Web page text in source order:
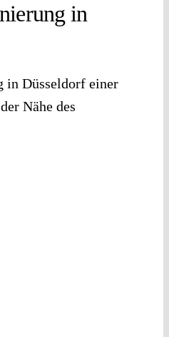
in
in Düsseldorf einer
Nähe des